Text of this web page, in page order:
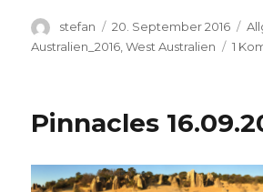
Autor
stefan
Veröffentlicht
am
20. September 2016
Australien_2016 ,West Australien 1
Pinnacles